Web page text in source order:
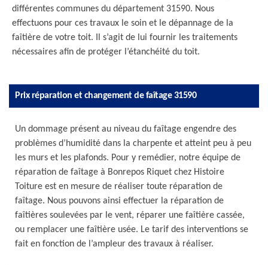
différentes communes du département 31590. Nous
effectuons pour ces travaux le soin et le dépannage de la
faîtière de votre toit. Il s’agit de lui fournir les traitements
nécessaires afin de protéger l’étanchéité du toit.
Prix réparation et changement de faîtage 31590
Un dommage présent au niveau du faîtage engendre des
problèmes d’humidité dans la charpente et atteint peu à peu
les murs et les plafonds. Pour y remédier, notre équipe de
réparation de faîtage à Bonrepos Riquet chez Histoire
Toiture est en mesure de réaliser toute réparation de
faîtage. Nous pouvons ainsi effectuer la réparation de
faîtières soulevées par le vent, réparer une faîtière cassée,
ou remplacer une faîtière usée. Le tarif des interventions se
fait en fonction de l’ampleur des travaux à réaliser.